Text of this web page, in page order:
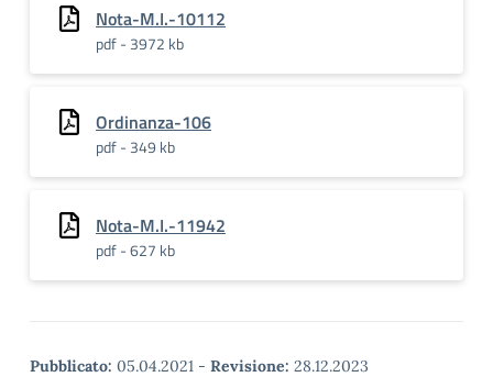
Nota-M.I.-10112
pdf - 3972 kb
Ordinanza-106
pdf - 349 kb
Nota-M.I.-11942
pdf - 627 kb
Pubblicato: 05.04.2021 - Revisione: 28.12.2023